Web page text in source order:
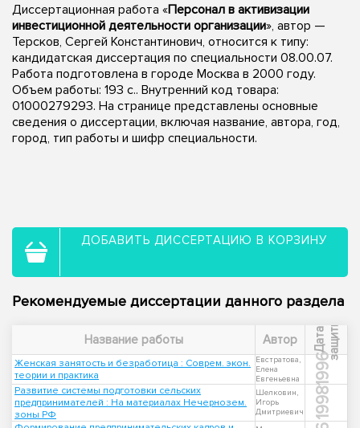
Диссертационная работа «Персонал в активизации
инвестиционной деятельности организации», автор —
Терсков, Сергей Константинович, относится к типу:
кандидатская диссертация по специальности 08.00.07.
Работа подготовлена в городе Москва в 2000 году.
Объем работы: 193 с.. Внутренний код товара:
01000279293. На странице представлены основные
сведения о диссертации, включая название, автора, год,
город, тип работы и шифр специальности.
ДОБАВИТЬ ДИССЕРТАЦИЮ В КОРЗИНУ
Рекомендуемые диссертации данного раздела
Название работы Автор Д
а
т
а
з
а
щ
и
т ы
Женская занятость и безработица : Соврем. экон.
теории и практика
Евстратова,
Елена
Евгеньевна
1996
Развитие системы подготовки сельских
предпринимателей : На материалах Нечернозем.
зоны РФ
Шелковин,
Игорь
Дмитриевич
1998